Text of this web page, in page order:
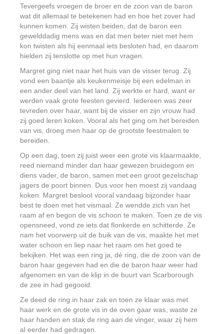
Tevergeefs vroegen de broer en de zoon van de baron
wat dit allemaal te betekenen had en hoe het zover had
kunnen komen. Zij wisten beiden, dat de baron een
gewelddadig mens was en dat men beter niet met hem
kon twisten als hij eenmaal iets besloten had, en daarom
hielden zij tenslotte op met hun vragen.
Margret ging niet naar het huis van de visser terug. Zij
vond een baantje als keukenmeisje bij een edelman in
een ander deel van het land. Zij werkte er hard, want er
werden vaak grote feesten gevierd. Iedereen was zeer
tevreden over haar, want bij de visser en zijn vrouw had
zij goed leren koken. Vooral als het ging om het bereiden
van vis, droeg men haar op de grootste feestmalen te
bereiden.
Op een dag, toen zij juist weer een grote vis klaarmaakte,
reed niemand minder dan haar gewezen bruidegom en
diens vader, de baron, samen met een groot gezelschap
jagers de poort binnen. Dus voor hen moest zij vandaag
koken. Margret besloot vooral vandaag bijzonder haar
best te doen met het vismaal. Ze wendde zich van het
raam af en begon de vis schoon te maken. Toen ze de vis
opensneed, vond ze iets dat flonkerde en schitterde. Ze
nam het voorwerp uit de buik van de vis, maakte het met
water schoon en liep naar het raam om het goed te
bekijken. Het was een ring ja, dé ring, die de zoon van de
baron haar gegeven had en die de baron haar weer had
afgenomen en van de klip in de buurt van Scarborough
de zee in had gegooid.
Ze deed de ring in haar zak en toen ze klaar was met
haar werk en de grote vis in de oven gaar was, waste ze
haar handen en stak de ring aan de vinger, waar zij hem
al eerder had gedragen.